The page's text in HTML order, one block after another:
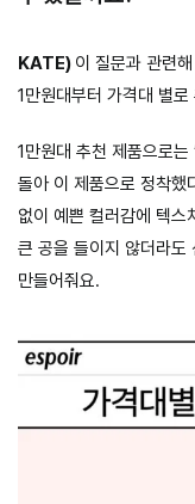
KATE) 이 질문과 관련
1만원대부터 가격대 별
1만원대 추천 제품으로는
돌아 이 제품으로 정착했
없이 예쁜 컬러감에 텍스
큰 공을 들이지 않더라도
만들어줘요.